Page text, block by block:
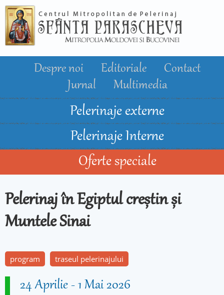
conţinutul
principal
Despre noi Editoriale
Contact
Jurnal
Multimedia
Pelerinaje externe
Pelerinaje Interne
Oferte speciale
Pelerinaj în Egiptul creștin și
Muntele Sinai
program traseul pelerinajului
24 Aprilie-1 Mai 2026